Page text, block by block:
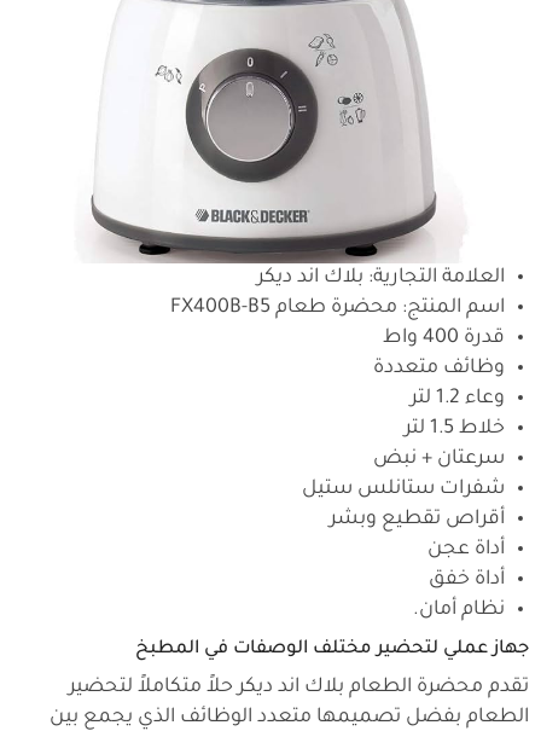
العلامة التجارية: بلاك اند ديكر
اسم المنتج: محضرة طعام FX400B-B5
قدرة 400 واط
وظائف متعددة
وعاء 1.2 لتر
خلاط 1.5 لتر
سرعتان + نبض
شفرات ستانلس ستيل
أقراص تقطيع وبشر
أداة عجن
أداة خفق
نظام أمان.
جهاز عملي لتحضير مختلف الوصفات في المطبخ
تقدم محضرة الطعام بلاك اند ديكر حلاً متكاملاً لتحضير
الطعام بفضل تصميمها متعدد الوظائف الذي يجمع بين